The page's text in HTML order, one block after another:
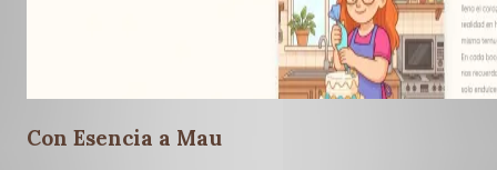
Con Esencia a Mau